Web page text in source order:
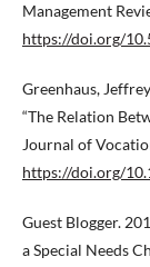
Management
https://doi.org/
Greenhaus,
“The Relation
Journal of
https://doi.org/
Guest Blogger.
a Special Needs